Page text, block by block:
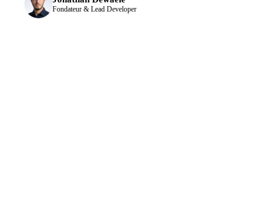
Fondateur & Lead Developer